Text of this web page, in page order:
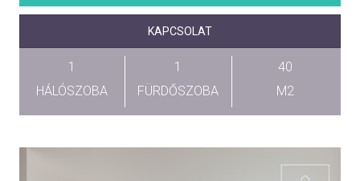
KAPCSOLAT
1
HÁLÓSZOBA
1
FÜRDŐSZOBA
40
M2